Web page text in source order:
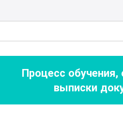
минеральных солей.
участникам освоить
требования и
ключевым навыком
работы в данной
Процесс
выписки